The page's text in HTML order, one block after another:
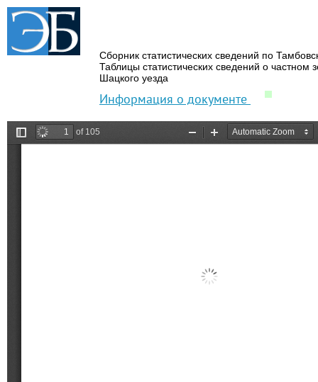
Сборник статистических сведений по
Таблицы статистических сведений о частном
Шацкого уезда
Информация о документе